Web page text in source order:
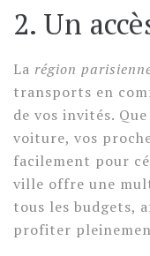
2. Un
La région
transports en
de vos invités.
voiture, vos
facilement pour
ville offre une
tous les budgets,
profiter